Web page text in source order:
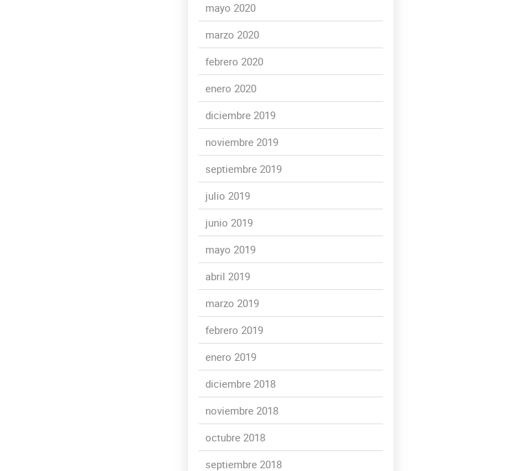
mayo 2020
marzo 2020
febrero 2020
enero 2020
diciembre 2019
noviembre 2019
septiembre 2019
julio 2019
junio 2019
mayo 2019
abril 2019
marzo 2019
febrero 2019
enero 2019
diciembre 2018
noviembre 2018
octubre 2018
septiembre 2018